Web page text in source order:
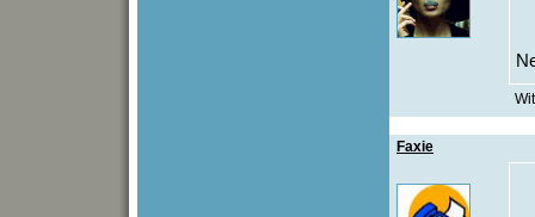
Faxie